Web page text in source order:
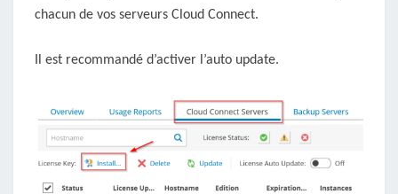
chacun de vos serveurs Cloud Connect.
Il est recommandé d’activer l’auto update.